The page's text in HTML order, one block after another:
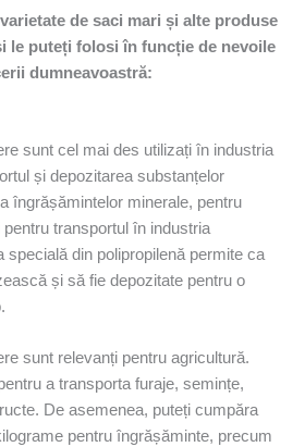
de saci mari și alte produse
le puteți folosi în funcție de nevoile
dumneavoastră:
sunt cel mai des utilizați în industria
și depozitarea substanțelor
îngrășămintelor minerale, pentru
transportul în industria
specială din polipropilenă permite ca
și să fie depozitate pentru o
sunt relevanți pentru agricultură.
a transporta furaje, semințe,
De asemenea, puteți cumpăra
pentru îngrășăminte, precum